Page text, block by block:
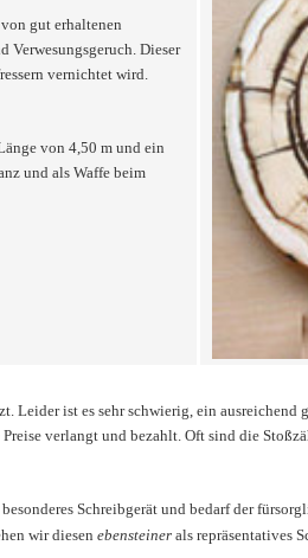
gut erhaltenen
Verwesungsgeruch. Dieser
vernichtet wird.
von 4,50 m und ein
und als Waffe beim
Leider ist es sehr schwierig, ein
verlangt und bezahlt. Oft sind die
Schreibgerät und bedarf der
wir diesen ebensteiner als repräsentatives